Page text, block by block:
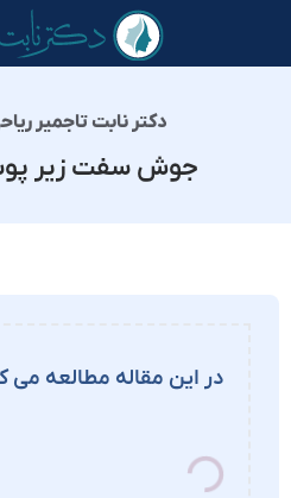
دکتر نابت تاجمیر
جوش سفت زیر
در این مقاله مطالعه می